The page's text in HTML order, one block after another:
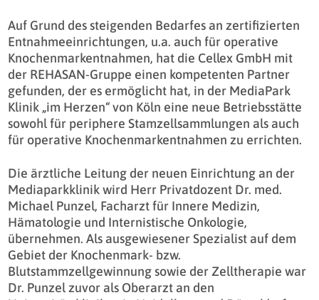
Auf Grund des steigenden Bedarfes an zertifizierten
Entnahmeeinrichtungen, u.a. auch für operative
Knochenmarkentnahmen, hat die Cellex GmbH mit
der REHASAN-Gruppe einen kompetenten Partner
gefunden, der es ermöglicht hat, in der MediaPark
Klinik „im Herzen“ von Köln eine neue Betriebsstätte
sowohl für periphere Stamzellsammlungen als auch
für operative Knochenmarkentnahmen zu errichten.
Die ärztliche Leitung der neuen Einrichtung an der
Mediaparkklinik wird Herr Privatdozent Dr. med.
Michael Punzel, Facharzt für Innere Medizin,
Hämatologie und Internistische Onkologie,
übernehmen. Als ausgewiesener Spezialist auf dem
Gebiet der Knochenmark- bzw.
Blutstammzellgewinnung sowie der Zelltherapie war
Dr. Punzel zuvor als Oberarzt an den